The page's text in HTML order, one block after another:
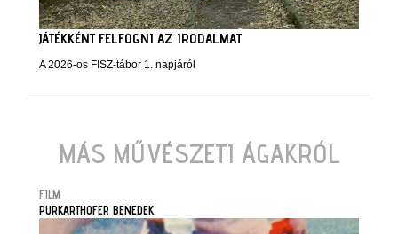
JÁTÉKKÉNT FELFOGNI AZ IRODALMAT
A 2026-os FISZ-tábor 1. napjáról
MÁS MŰVÉSZETI ÁGAKRÓL
FILM
PURKARTHOFER BENEDEK